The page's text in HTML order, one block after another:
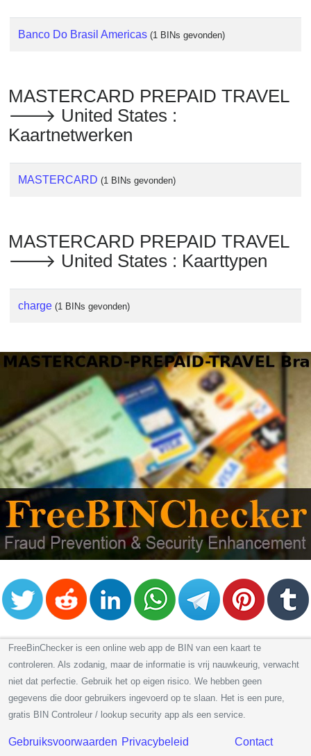
Banco Do Brasil Americas (1 BINs gevonden)
MASTERCARD PREPAID TRAVEL
🡒 United States :
Kaartnetwerken
MASTERCARD (1 BINs gevonden)
MASTERCARD PREPAID TRAVEL
🡒 United States : Kaarttypen
charge (1 BINs gevonden)
FreeBinChecker is een online web app de BIN van een kaart te
controleren. Als zodanig, maar de informatie is vrij nauwkeurig, verwacht
niet dat perfectie. Gebruik het op eigen risico. We hebben geen
gegevens die door gebruikers ingevoerd op te slaan. Het is een pure,
gratis BIN Controleur / lookup security app als een service.
Gebruiksvoorwaarden Privacybeleid Contact